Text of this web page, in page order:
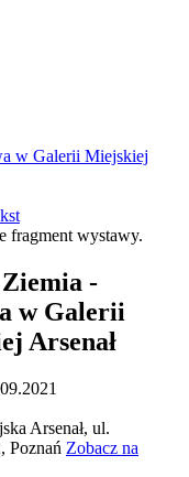
w Galerii Miejskiej
-
w Galerii
Arsenał
Arsenał, ul.
Poznań Zobacz na